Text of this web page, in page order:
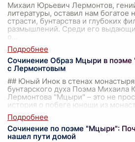
Михаил Юрьевич Лермонтов,
литературы, оставил нам богатое
страсти, бунтарства и глубоких
размышлений. Среди его
о
Сочинение Образ Мцыри в
с Лермонтовым
## Юный Инок в стенах
бунтарского духа Поэма Михаила
Лермонтова "Мцыри" – это не
история о побеге юноши из
Сочинение по поэме "Мцыри":
нашел пути домой